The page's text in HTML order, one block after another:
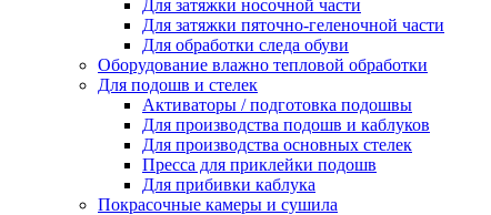
Для затяжки носочной части
Для затяжки пяточно-геленочной части
Для обработки следа обуви
Оборудование влажно тепловой обработки
Для подошв и стелек
Активаторы / подготовка подошвы
Для производства подошв и каблуков
Для производства основных стелек
Пресса для приклейки подошв
Для прибивки каблука
Покрасочные камеры и сушила